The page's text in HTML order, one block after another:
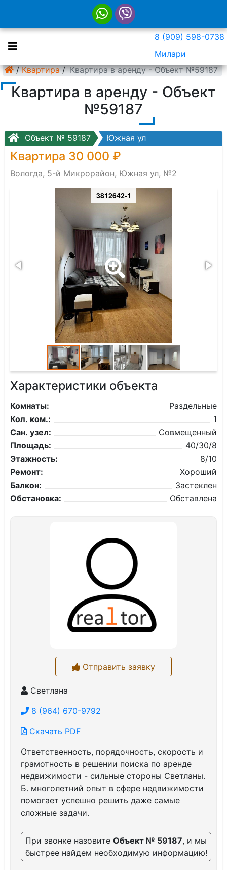
8 (909) 598-0738
Милари
/ Квартира / Квартира в аренду - Объект №59187
Квартира в аренду - Объект
№59187
Объект № 59187 Южная ул
Квартира 30 000 ₽
Вологда, 5-й Микрорайон, Южная ул, №2
3812642-1
Характеристики объекта
Комнаты:
Раздельные
Кол. ком.:
1
Сан. узел:
Совмещенный
Площадь:
40/30/8
Этажность:
8/10
Ремонт:
Хороший
Балкон:
Застеклен
Обстановка:
Обставлена
Отправить заявку
Светлана
8 (964) 670-9792
Скачать PDF
Ответственность, порядочность, скорость и
грамотность в решении поиска по аренде
недвижимости - сильные стороны Светланы.
Б. многолетний опыт в сфере недвижимости
помогает успешно решить даже самые
сложные задачи.
При звонке назовите Объект № 59187, и мы
быстрее найдем необходимую информацию!